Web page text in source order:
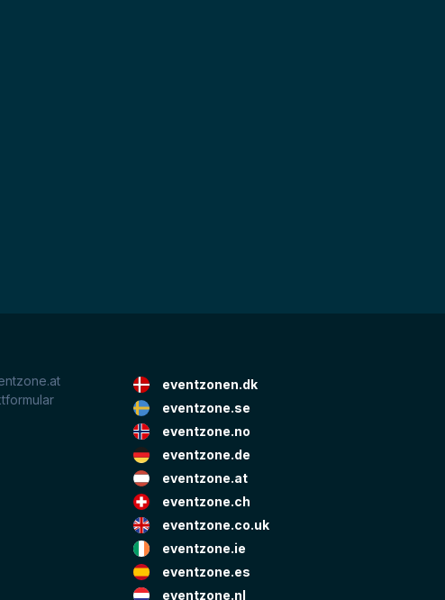
eventzonen.dk
eventzone.se
eventzone.no
eventzone.de
eventzone.at
eventzone.ch
eventzone.co.uk
eventzone.ie
eventzone.es
eventzone.nl